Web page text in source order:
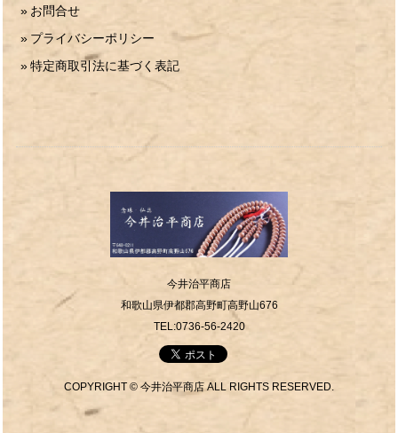
お問合せ
プライバシーポリシー
特定商取引法に基づく表記
今井治平商店
和歌山県伊都郡高野町高野山676
TEL:0736-56-2420
COPYRIGHT © 今井治平商店 ALL RIGHTS RESERVED.